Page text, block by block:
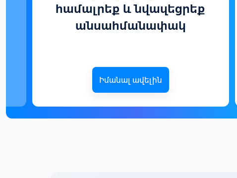
համալրեք և նվազեցրեք
անսահմանափակ
Իմանալ ավելին